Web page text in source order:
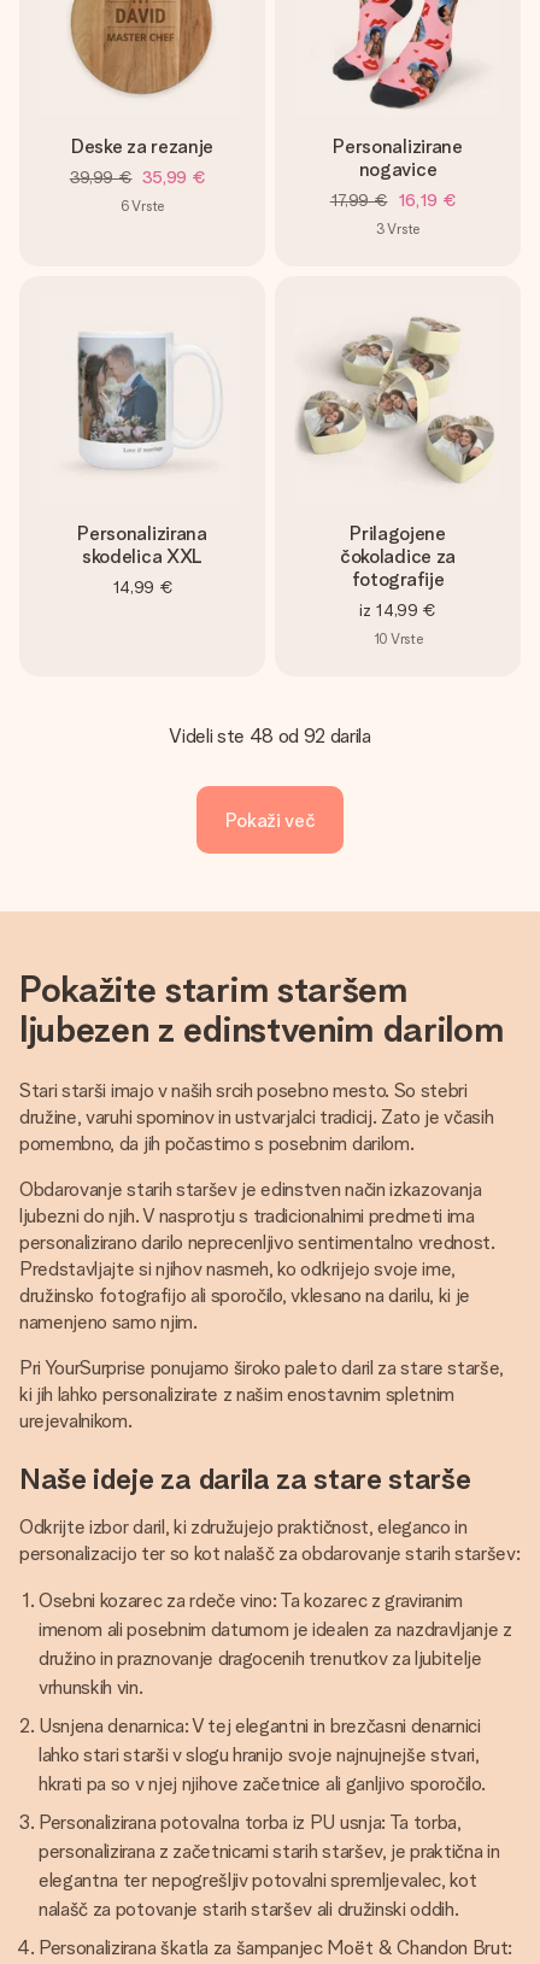
Deske za rezanje
39,99 € 35,99 €
6Vrste
Personalizirane
nogavice
17,99 € 16,19 €
3Vrste
Personalizirana
skodelica XXL
14,99 €
Prilagojene
čokoladice za
fotografije
iz 14,99 €
10 Vrste
Videli ste 48 od 92 darila
Pokaži več
Pokažite starim staršem
ljubezen z edinstvenim darilom
Stari starši imajo v naših srcih posebno mesto. So stebri
družine, varuhi spominov in ustvarjalci tradicij. Zato je včasih
pomembno, da jih počastimo s posebnim darilom.
Obdarovanje starih staršev je edinstven način izkazovanja
ljubezni do njih. V nasprotju s tradicionalnimi predmeti ima
personalizirano darilo neprecenljivo sentimentalno vrednost.
Predstavljajte si njihov nasmeh, ko odkrijejo svoje ime,
družinsko fotografijo ali sporočilo, vklesano na darilu, ki je
namenjeno samo njim.
Pri YourSurprise ponujamo široko paleto daril za stare starše,
ki jih lahko personalizirate z našim enostavnim spletnim
urejevalnikom.
Naše ideje za darila za stare starše
Odkrijte izbor daril, ki združujejo praktičnost, eleganco in
personalizacijo ter so kot nalašč za obdarovanje starih staršev:
Osebni kozarec za rdeče vino: Ta kozarec z graviranim
imenom ali posebnim datumom je idealen za nazdravljanje z
družino in praznovanje dragocenih trenutkov za ljubitelje
vrhunskih vin.
Usnjena denarnica: V tej elegantni in brezčasni denarnici
lahko stari starši v slogu hranijo svoje najnujnejše stvari,
hkrati pa so v njej njihove začetnice ali ganljivo sporočilo.
Personalizirana potovalna torba iz PU usnja: Ta torba,
personalizirana z začetnicami starih staršev, je praktična in
elegantna ter nepogrešljiv potovalni spremljevalec, kot
nalašč za potovanje starih staršev ali družinski oddih.
Personalizirana škatla za šampanjec Moët & Chandon Brut: